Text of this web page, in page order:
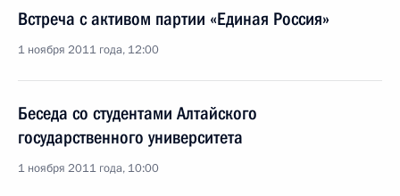
Встреча с активом партии «Единая Россия»
1 ноября 2011 года, 12:00
Беседа со студентами Алтайского
государственного университета
1 ноября 2011 года, 10:00